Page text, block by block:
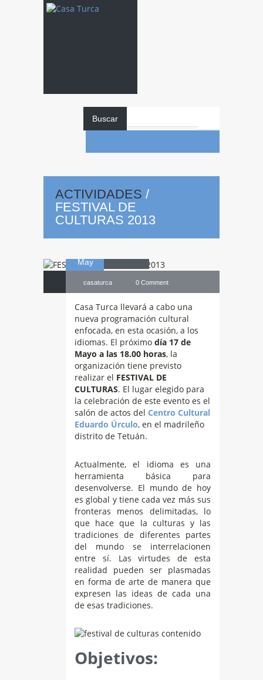
Buscar
ACTIVIDADES /
FESTIVAL DE
CULTURAS 2013
May
CULTURAS
casaturca 0 Comment
Casa Turca llevará a cabo una
nueva programación cultural
enfocada, en esta ocasión, a los
idiomas. El próximo día 17 de
Mayo a las 18.00 horas, la
organización tiene previsto
realizar el FESTIVAL DE
CULTURAS. El lugar elegido para
la celebración de este evento es el
salón de actos del Centro Cultural
Eduardo Úrculo, en el madrileño
distrito de Tetuán.
Actualmente, el idioma es una
herramienta básica para
desenvolverse. El mundo de hoy
es global y tiene cada vez más sus
fronteras menos delimitadas, lo
que hace que la culturas y las
tradiciones de diferentes partes
del mundo se interrelacionen
entre sí. Las virtudes de esta
realidad pueden ser plasmadas
en forma de arte de manera que
expresen las ideas de cada una
de esas tradiciones.
Objetivos: